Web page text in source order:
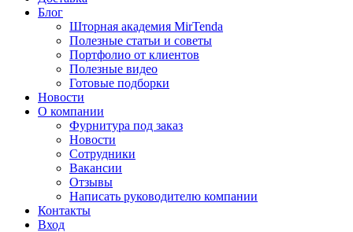
Блог
Шторная академия MirTenda
Полезные статьи и советы
Портфолио от клиентов
Полезные видео
Готовые подборки
Новости
О компании
Фурнитура под заказ
Новости
Сотрудники
Вакансии
Отзывы
Написать руководителю компании
Контакты
Вход